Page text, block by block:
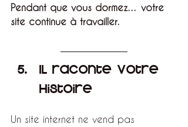
Pendant que vous dormez… votre
site continue à travailler.
Il raconte votre
histoire
Un site internet ne vend pas